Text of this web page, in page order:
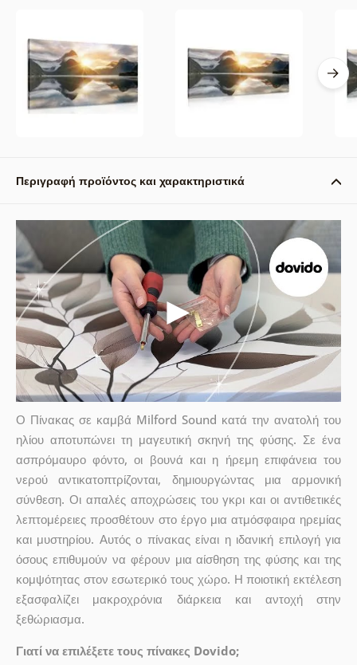
Περιγραφή προϊόντος και χαρακτηριστικά
Ο Πίνακας σε καμβά Milford Sound κατά την ανατολή του
ηλίου αποτυπώνει τη μαγευτική σκηνή της φύσης. Σε ένα
ασπρόμαυρο φόντο, οι βουνά και η ήρεμη επιφάνεια του
νερού αντικατοπτρίζονται, δημιουργώντας μια αρμονική
σύνθεση. Οι απαλές αποχρώσεις του γκρι και οι αντιθετικές
λεπτομέρειες προσθέτουν στο έργο μια ατμόσφαιρα ηρεμίας
και μυστηρίου. Αυτός ο πίνακας είναι η ιδανική επιλογή για
όσους επιθυμούν να φέρουν μια αίσθηση της φύσης και της
κομψότητας στον εσωτερικό τους χώρο. Η ποιοτική εκτέλεση
εξασφαλίζει μακροχρόνια διάρκεια και αντοχή στην
ξεθώριασμα.
Γιατί να επιλέξετε τους πίνακες Dovido;